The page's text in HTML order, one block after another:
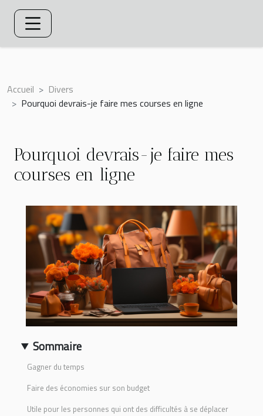
Accueil
Divers
Pourquoi devrais-je faire mes courses en ligne
Pourquoi devrais-je faire mes
courses en ligne
Sommaire
Gagner du temps
Faire des économies sur son budget
Utile pour les personnes qui ont des difficultés à se déplacer